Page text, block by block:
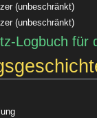
(unbeschränkt)
(unbeschränkt)
Logbuch für